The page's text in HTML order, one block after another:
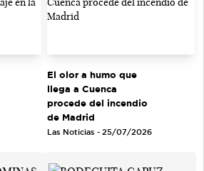
El olor a humo que
llega a Cuenca
procede del incendio
de Madrid
Las Noticias - 25/07/2026